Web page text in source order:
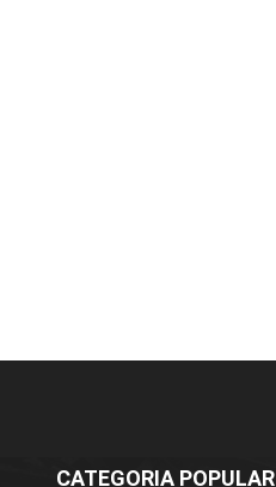
CATEGORIA POPULAR